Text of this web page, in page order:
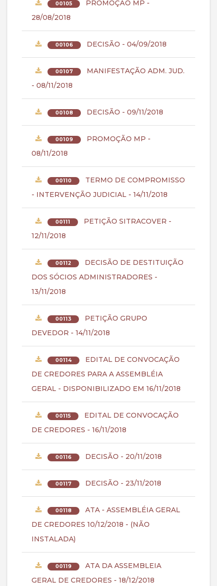
00105
PROMOÇÃO MP -
28/08/2018
00106 DECISÃO - 04/09/2018
00107
MANIFESTAÇÃO ADM. JUD.
- 08/11/2018
00108 DECISÃO - 09/11/2018
00109
PROMOÇÃO MP -
08/11/2018
00110
TERMO DE COMPROMISSO
- INTERVENÇÃO JUDICIAL - 14/11/2018
00111
PETIÇÃO SITRACOVER -
12/11/2018
00112
DECISÃO DE DESTITUIÇÃO
DOS SÓCIOS ADMINISTRADORES -
13/11/2018
00113
PETIÇÃO GRUPO
DEVEDOR - 14/11/2018
00114
EDITAL DE CONVOCAÇÃO
DE CREDORES PARA A ASSEMBLÉIA
GERAL - DISPONIBILIZADO EM 16/11/2018
00115
EDITAL DE CONVOCAÇÃO
DE CREDORES - 16/11/2018
00116 DECISÃO - 20/11/2018
00117 DECISÃO - 23/11/2018
00118
ATA - ASSEMBLÉIA GERAL
DE CREDORES 10/12/2018 - (NÃO
INSTALADA)
00119
ATA DA ASSEMBLEIA
GERAL DE CREDORES - 18/12/2018